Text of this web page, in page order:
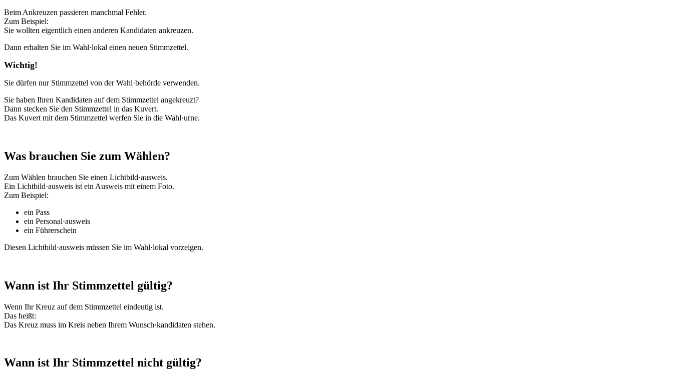
Beim Ankreuzen passieren manchmal Fehler.
Zum Beispiel:
Sie wollten eigentlich einen anderen Kandidaten ankreuzen.
Dann erhalten Sie im Wahl·lokal einen neuen Stimmzettel.
Wichtig!
Sie dürfen nur Stimmzettel von der Wahl·behörde verwenden.
Sie haben Ihren Kandidaten auf dem Stimmzettel angekreuzt?
Dann stecken Sie den Stimmzettel in das Kuvert.
Das Kuvert mit dem Stimmzettel werfen Sie in die Wahl·urne.
Was brauchen Sie zum Wählen?
Zum Wählen brauchen Sie einen Lichtbild·ausweis.
Ein Lichtbild·ausweis ist ein Ausweis mit einem Foto.
Zum Beispiel:
ein Pass
ein Personal·ausweis
ein Führerschein
Diesen Lichtbild·ausweis müssen Sie im Wahl·lokal vorzeigen.
Wann ist Ihr Stimmzettel gültig?
Wenn Ihr Kreuz auf dem Stimmzettel eindeutig ist.
Das heißt:
Das Kreuz muss im Kreis neben Ihrem Wunsch·kandidaten stehen.
Wann ist Ihr Stimmzettel nicht gültig?